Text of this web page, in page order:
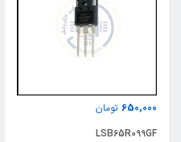
650,000 تومان
LSB65R099GF